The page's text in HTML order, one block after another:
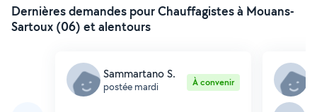
Dernières demandes pour Chauffagistes à Mouans-
Sartoux (06) et alentours
Sammartano S.
postée mardi À convenir